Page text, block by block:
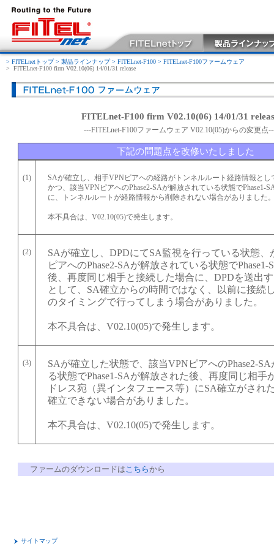
> FITELnetトップ > 製品ラインナップ > FITELnet-F100 > FITELnet-F100ファームウェア
>
FITELnet-F100 firm V02.10(06) 14/01/31 release
FITELnet-F100 firm V02.10(06) 14/01/31
---FITELnet-F100ファームウェア V02.10(05)からの変更点
下記の問題点を改修いたしました
(1)
SAが確立し、相手VPNピアへの経路がトンネルルート経路情報とし
かつ、該当VPNピアへのPhase2-SAが解放されている状態でPhase1-
に、トンネルルートが経路情報から削除されない場合がありました
本不具合は、V02.10(05)で発生します。
(2)
SAが確立し、DPDにてSA監視を行っている状態、
ピアへのPhase2-SAが解放されている状態で
後、再度同じ相手と接続した場合に、DPDを送出
として、SA確立からの時間ではなく、以前に接続
のタイミングで行ってしまう場合がありました。
本不具合は、V02.10(05)で発生します。
(3)
SAが確立した状態で、該当VPNピアへのPhase2-
る状態でPhase1-SAが解放された後、再度同じ相手
ドレス宛（異インタフェース等）にSA確立がされ
確立できない場合がありました。
本不具合は、V02.10(05)で発生します。
ファームのダウンロードはこちらから
サイトマップ